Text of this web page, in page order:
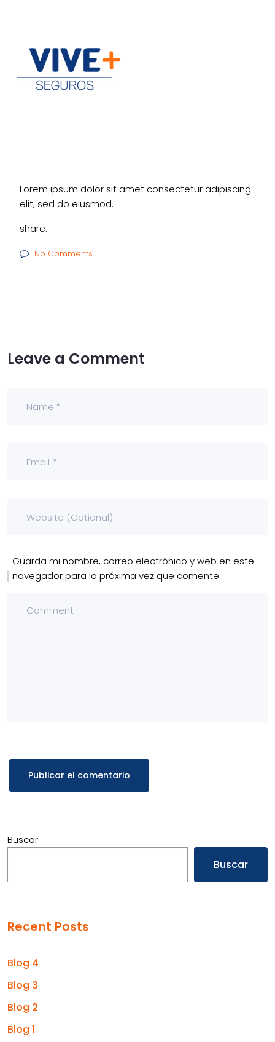
Lorem ipsum dolor sit amet consectetur adipiscing
elit, sed do eiusmod.
share:
No Comments
Leave a Comment
Guarda mi nombre, correo electrónico y web en este
navegador para la próxima vez que comente.
Buscar
Buscar
Recent Posts
Blog 4
Blog 3
Blog 2
Blog 1